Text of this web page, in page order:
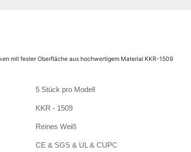
mit fester Oberfläche aus hochwertigem Material KKR-1509
5 Stück pro Modell
KKR - 1509
Reines Weiß
CE & SGS & UL & CUPC